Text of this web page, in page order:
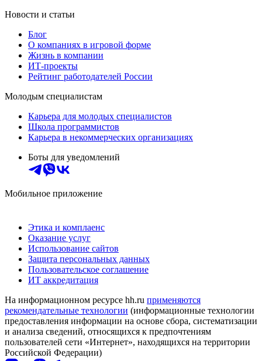
Новости и статьи
Блог
О компаниях в игровой форме
Жизнь в компании
ИТ-проекты
Рейтинг работодателей России
Молодым специалистам
Карьера для молодых специалистов
Школа программистов
Карьера в некоммерческих организациях
Боты для уведомлений
Мобильное приложение
Этика и комплаенс
Оказание услуг
Использование сайтов
Защита персональных данных
Пользовательское соглашение
ИТ аккредитация
На информационном ресурсе hh.ru применяются
рекомендательные технологии (информационные технологии
предоставления информации на основе сбора, систематизации
и анализа сведений, относящихся к предпочтениям
пользователей сети «Интернет», находящихся на территории
Российской Федерации)